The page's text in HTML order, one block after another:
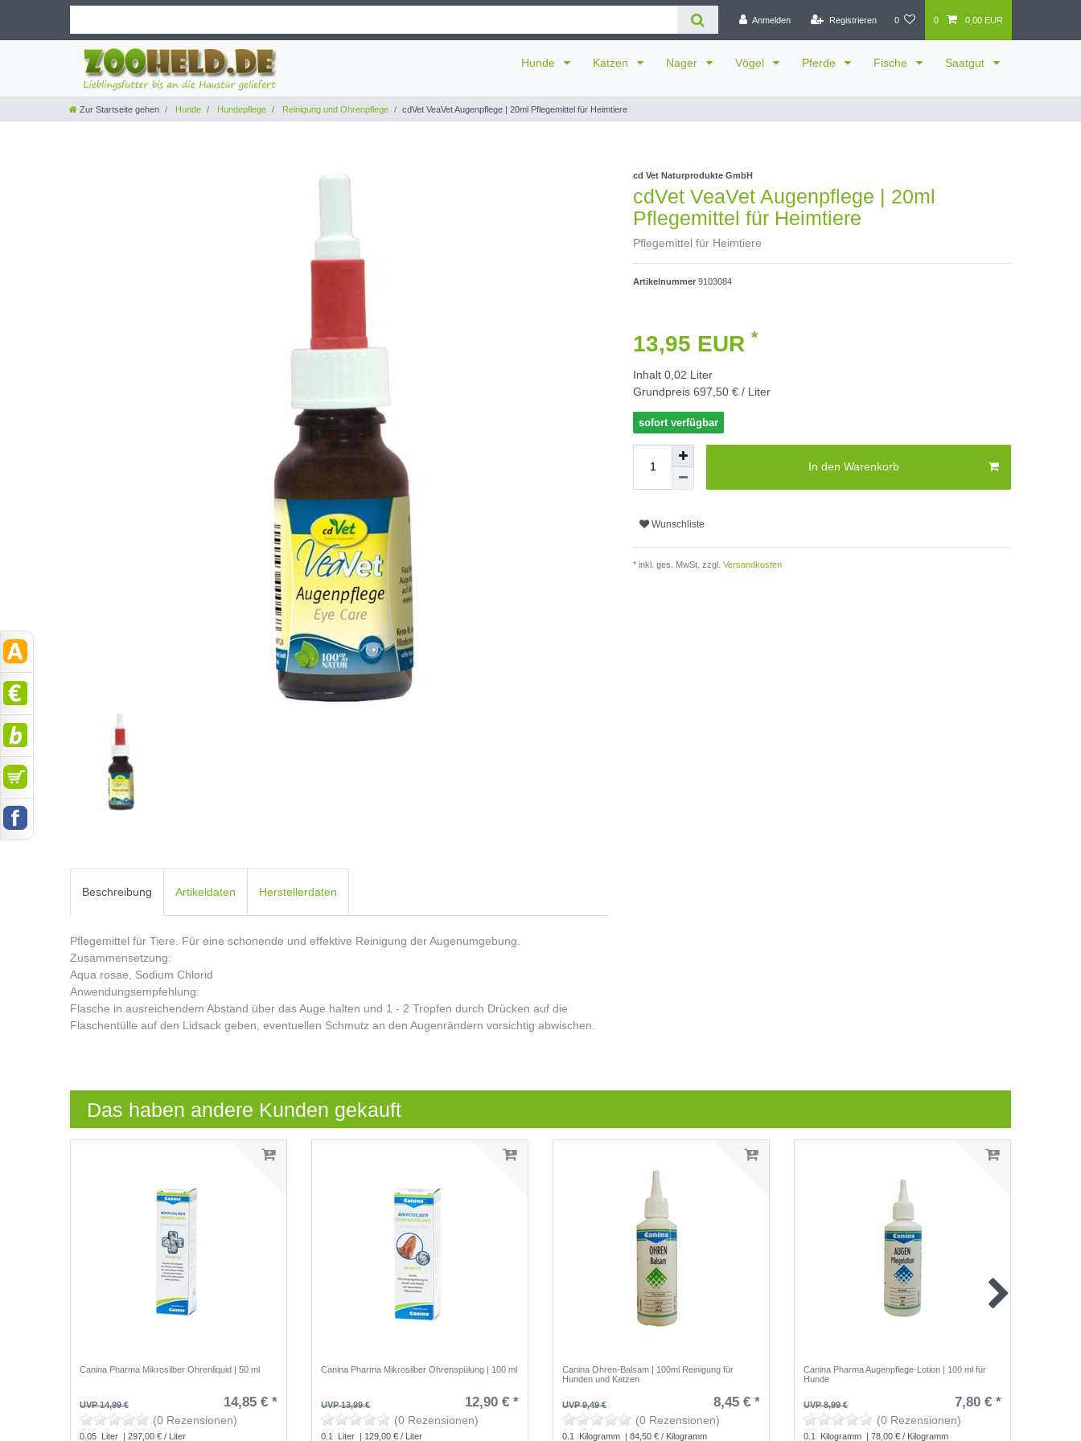
Anmelden Registrieren 0 0 0,00 EUR
Hunde Katzen Nager Vögel Pferde Fische Saatgut
Zur Startseite gehen Hunde Hundepflege Reinigung und Ohrenpflege cdVet VeaVet Augenpflege | 20ml Pflegemittel für Heimtiere
cd Vet Naturprodukte GmbH
cdVet VeaVet Augenpflege | 20ml
Pflegemittel für Heimtiere
Pflegemittel für Heimtiere
Artikelnummer 9103084
13,95 EUR *
Inhalt 0,02 Liter
Grundpreis 697,50 € / Liter
sofort verfügbar
In den Warenkorb
Wunschliste
* inkl. ges. MwSt. zzgl. Versandkosten
Beschreibung Artikeldaten Herstellerdaten
Pflegemittel für Tiere. Für eine schonende und effektive Reinigung der Augenumgebung.
Zusammensetzung:
Aqua rosae, Sodium Chlorid
Anwendungsempfehlung:
Flasche in ausreichendem Abstand über das Auge halten und 1 - 2 Tropfen durch Drücken auf die
Flaschentülle auf den Lidsack geben, eventuellen Schmutz an den Augenrändern vorsichtig abwischen.
Das haben andere Kunden gekauft
Canina Pharma Mikrosilber Ohrenliquid | 50 ml
UVP 14,99 € 14,85 € *
(0 Rezensionen)
0.05 Liter | 297,00 € / Liter
Canina Pharma Mikrosilber Ohrenspülung | 100 ml
UVP 13,99 € 12,90 € *
(0 Rezensionen)
0.1 Liter | 129,00 € / Liter
Canina Ohren-Balsam | 100ml Reinigung für
Hunden und Katzen
UVP 9,49 € 8,45 € *
(0 Rezensionen)
0.1 Kilogramm | 84,50 € / Kilogramm
Canina Pharma Augenpflege-Lotion | 100 ml für
Hunde
UVP 8,99 € 7,80 € *
(0 Rezensionen)
0.1 Kilogramm | 78,00 € / Kilogramm